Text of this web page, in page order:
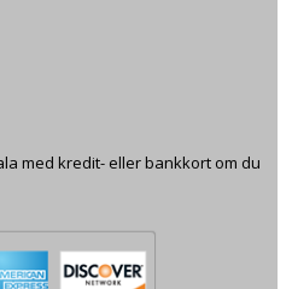
med kredit- eller bankkort om du